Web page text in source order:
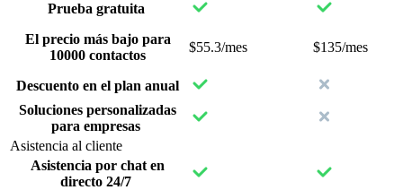
Prueba gratuita
El precio más bajo para
10000 contactos
$55.3/mes $135/mes
Descuento en el plan anual
Soluciones personalizadas
para empresas
Asistencia al cliente
Asistencia por chat en
directo 24/7